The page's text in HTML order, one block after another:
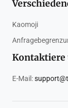
Kaomoji
Kontaktiere
E-Mail: